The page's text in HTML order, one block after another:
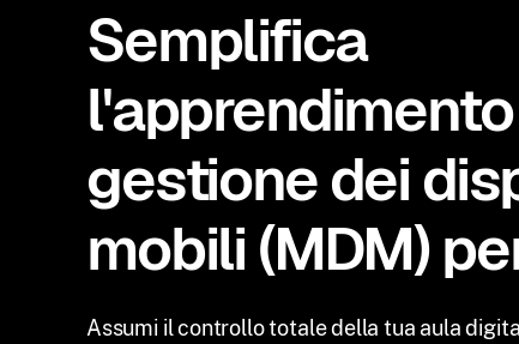
Semplifica
gestione dei
mobili (MDM)
Assumi il controllo totale della tua aula